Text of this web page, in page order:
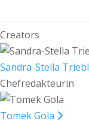
Creators
Sandra-Stella Triebl
Chefredakteurin
Tomek Gola